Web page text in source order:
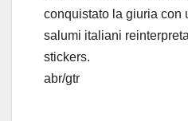
conquistato la giuria con
salumi italiani
stickers.
abr/gtr